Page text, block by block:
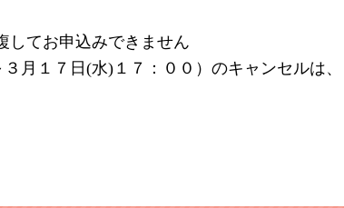
てお申込みできません
月１７日(水)１７：００）のキャンセルは、